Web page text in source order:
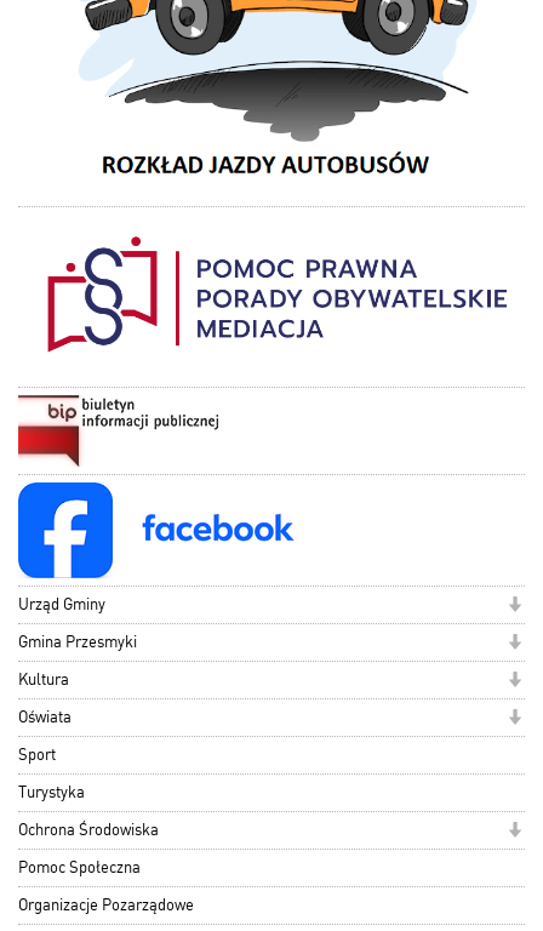
Urząd Gminy
Gmina Przesmyki
Kultura
Oświata
Sport
Turystyka
Ochrona Środowiska
Pomoc Społeczna
Organizacje Pozarządowe